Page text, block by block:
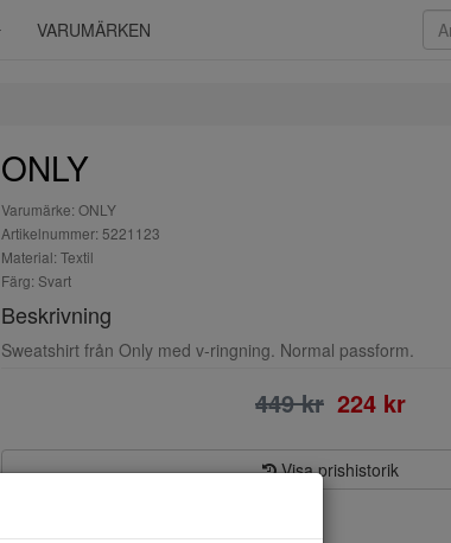
VARUMÄRKEN
ONLY
Varumärke: ONLY
Artikelnummer: 5221123
Material: Textil
Färg: Svart
Beskrivning
Sweatshirt från Only med v-ringning. Normal passform.
449 kr 224 kr
Visa prishistorik